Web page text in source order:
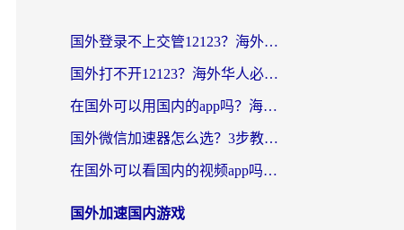
国外登录不上交管12123？海外党选对回国加速器，无缝访问国内资源不发愁
国外打不开12123？海外华人必看：选对回国加速器，无缝访问国内资源
在国外可以用国内的app吗？海外党亲测有效的回国加速方案
国外微信加速器怎么选？3步教你无缝访问国内资源（附避坑指南）
在国外可以看国内的视频app吗知乎？海外党亲测有效的追剧解决方案
国外加速国内游戏